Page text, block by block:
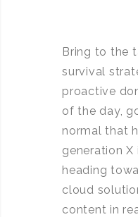
Bring to the
survival
proactive
of the day,
normal that
generation X
heading
cloud
content in